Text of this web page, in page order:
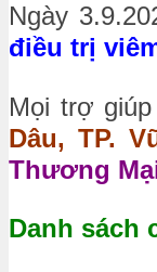
Ngày
điều trị
Mọi trợ
Dâu, TP.
Thương
Danh sách